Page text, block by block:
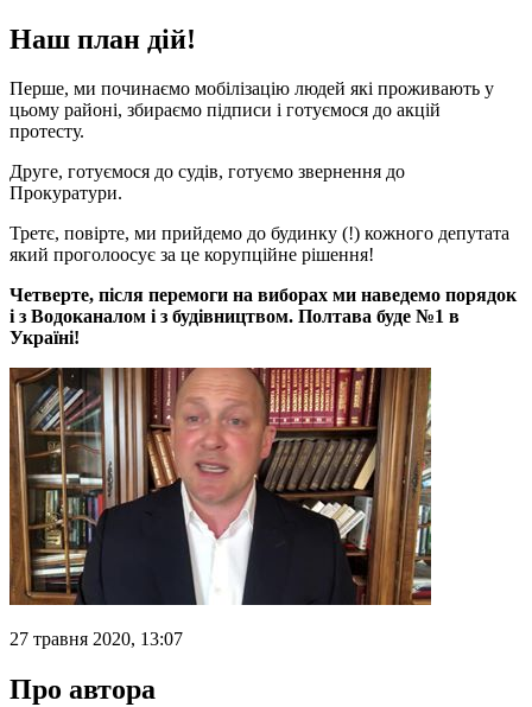
Наш план дій!
Перше, ми починаємо мобілізацію людей які проживають у
цьому районі, збираємо підписи і готуємося до акцій
протесту.
Друге, готуємося до судів, готуємо звернення до
Прокуратури.
Третє, повірте, ми прийдемо до будинку (!) кожного депутата
який проголоосує за це корупційне рішення!
Четверте, після перемоги на виборах ми наведемо порядок
і з Водоканалом і з будівництвом. Полтава буде №1 в
Україні!
27 травня 2020, 13:07
Про автора